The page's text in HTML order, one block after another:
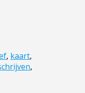
, kaart,
,